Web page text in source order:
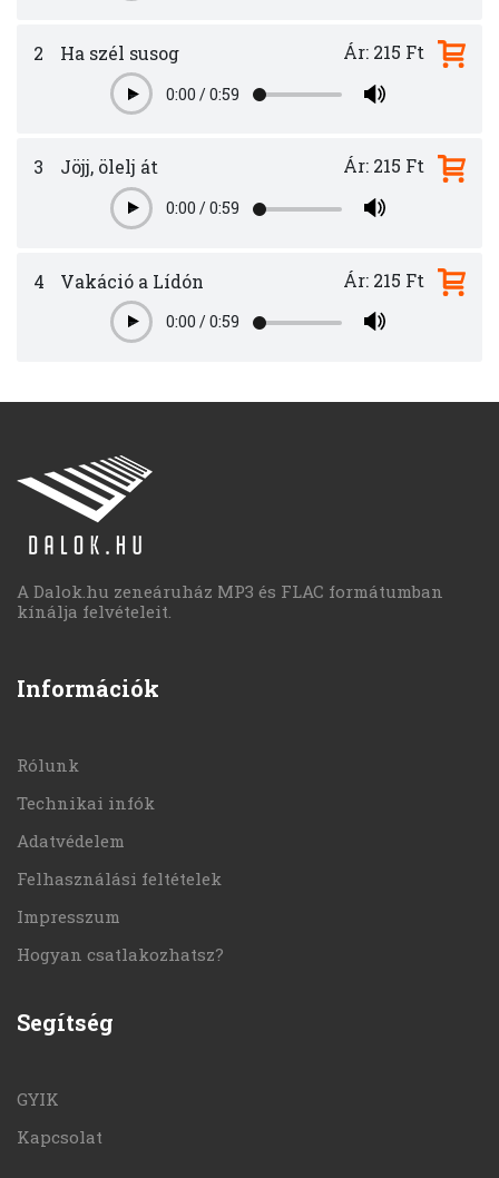
2 Ha szél susog
Play0:00 /0:59
Ár: 215 Ft
3 Jöjj, ölelj át
Play0:00 /0:59
Ár: 215 Ft
4 Vakáció a Lídón
Play0:00 /0:59
Ár: 215 Ft
A Dalok.hu zeneáruház MP3 és FLAC formátumban
kínálja felvételeit.
Információk
Rólunk
Technikai infók
Adatvédelem
Felhasználási feltételek
Impresszum
Hogyan csatlakozhatsz?
Segítség
GYIK
Kapcsolat